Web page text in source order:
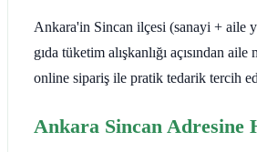
Ankara'in Sincan ilçesi (sanayi + aile
gıda tüketim alışkanlığı açısından aile
online sipariş ile pratik tedarik tercih
Ankara Sincan Adresine